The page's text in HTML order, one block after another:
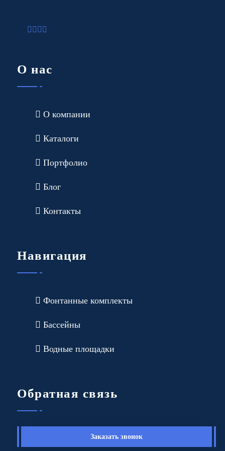
О нас
О компании
Каталоги
Портфолио
Блог
Контакты
Навигация
Фонтанные комплекты
Бассейны
Водные площадки
Обратная связь
Заказать звонок